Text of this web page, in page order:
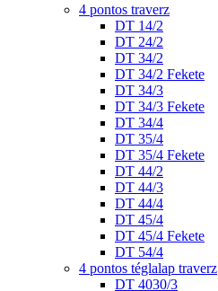
4 pontos traverz
DT 14/2
DT 24/2
DT 34/2
DT 34/2 Fekete
DT 34/3
DT 34/3 Fekete
DT 34/4
DT 35/4
DT 35/4 Fekete
DT 44/2
DT 44/3
DT 44/4
DT 45/4
DT 45/4 Fekete
DT 54/4
4 pontos téglalap traverz
DT 4030/3